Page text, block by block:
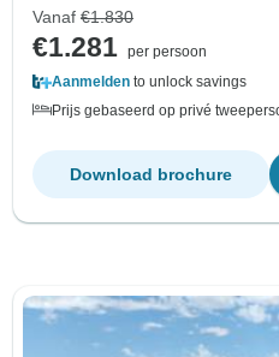
Vanaf €1.830
€1.281 per persoon
Aanmelden to unlock savings
Prijs gebaseerd op privé
Download brochure